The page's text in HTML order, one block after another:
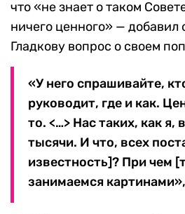
что «не знает о таком
ничего ценного» — добавил
Гладкову вопрос о своем
«У него спрашивайте,
руководит, где и как.
то. <…> Нас таких, как я,
тысячи. И что, всех
известность]? При чем
занимаемся